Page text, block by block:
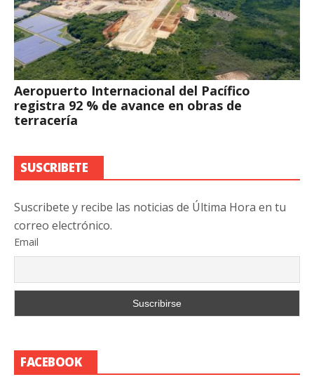
Aeropuerto Internacional del Pacífico
registra 92 % de avance en obras de
terracería
SUSCRIBETE
Suscribete y recibe las noticias de Última Hora en tu
correo electrónico.
Email
FACEBOOK